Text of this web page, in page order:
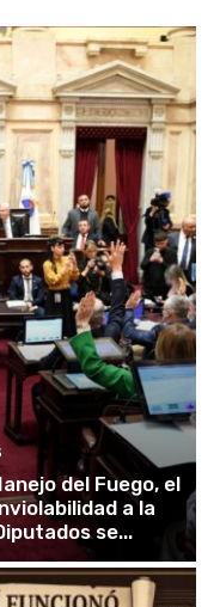
del Fuego, el
a la
se...